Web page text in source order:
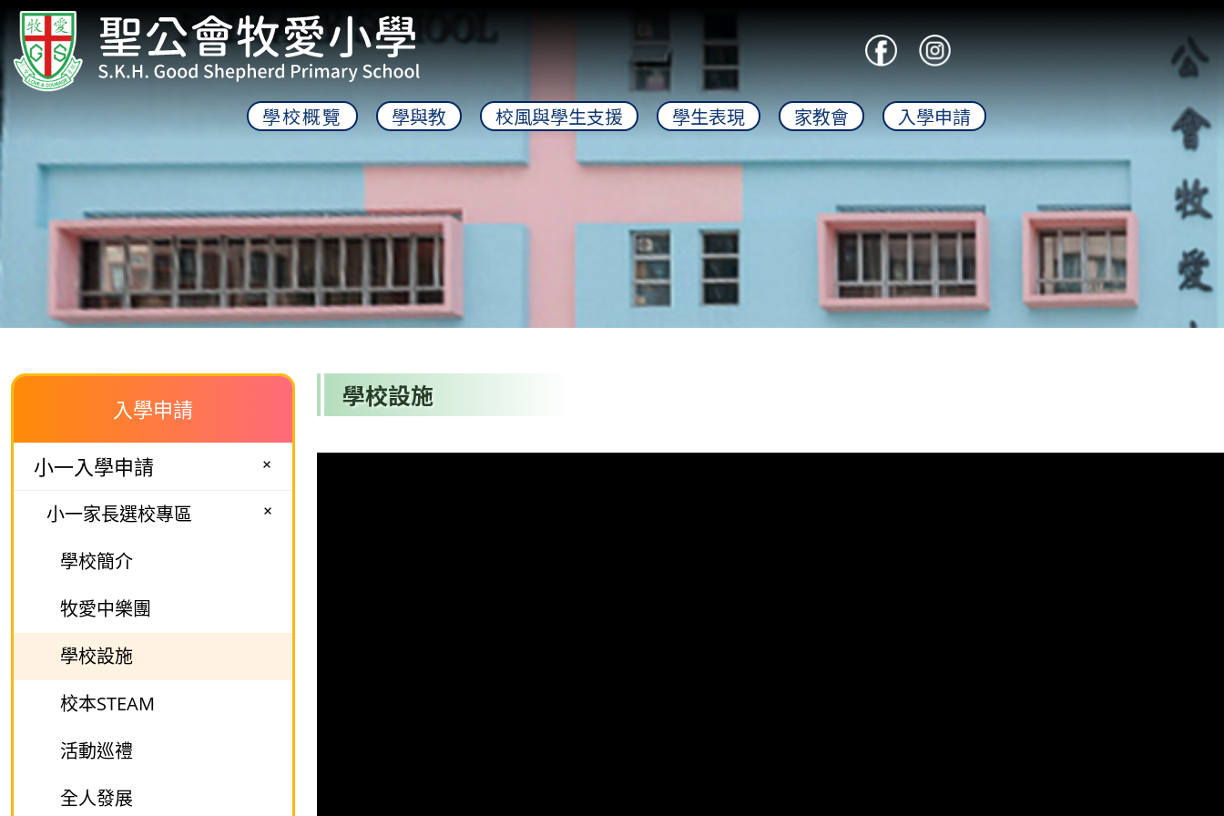
學校概覽 學與教 校風與學生支援 學生表現 家教會 入學申請
入學申請
小一入學申請 +
小一家長選校專區 +
學校簡介
牧愛中樂團
學校設施
校本STEAM
活動巡禮
全人發展
學校設施